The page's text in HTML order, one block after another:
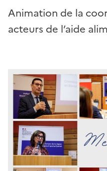
Animation de la
acteurs de l’aide